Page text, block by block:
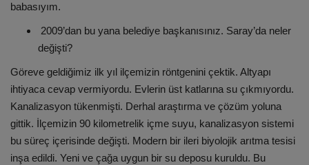
babasıyım.
2009’dan bu yana belediye başkanısınız. Saray’da neler
değişti?
Göreve geldiğimiz ilk yıl ilçemizin röntgenini çektik. Altyapı
ihtiyaca cevap vermiyordu. Evlerin üst katlarına su çıkmıyordu.
Kanalizasyon tükenmişti. Derhal araştırma ve çözüm yoluna
gittik. İlçemizin 90 kilometrelik içme suyu, kanalizasyon sistemi
bu süreç içerisinde değişti. Modern bir ileri biyolojik arıtma tesisi
inşa edildi. Yeni ve çağa uygun bir su deposu kuruldu. Bu